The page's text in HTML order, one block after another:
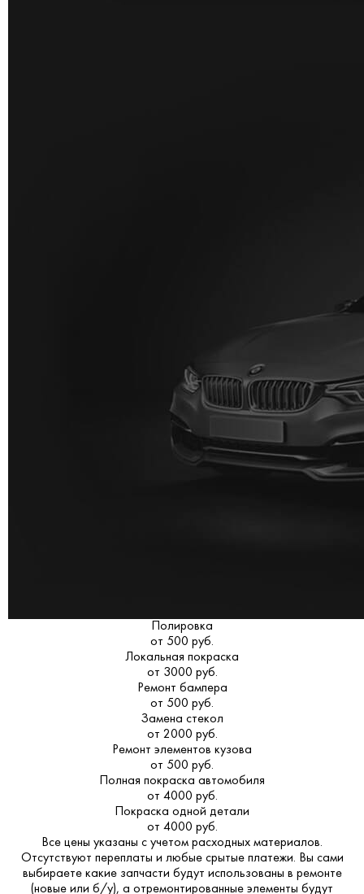
Полировка
от 500 руб.
Локальная покраска
от 3000 руб.
Ремонт бампера
от 500 руб.
Замена стекол
от 2000 руб.
Ремонт элементов кузова
от 500 руб.
Полная покраска автомобиля
от 4000 руб.
Покраска одной детали
от 4000 руб.
Все цены указаны с учетом расходных материалов.
Отсутствуют переплаты и любые срытые платежи. Вы сами
выбираете какие запчасти будут использованы в ремонте
(новые или б/у), а отремонтированные элементы будут